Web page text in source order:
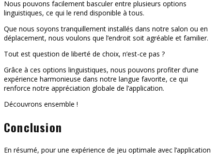
Nous pouvons facilement basculer entre plusieurs options
linguistiques, ce qui le rend disponible à tous.
Que nous soyons tranquillement installés dans notre salon ou en
déplacement, nous voulons que l’endroit soit agréable et familier.
Tout est question de liberté de choix, n’est-ce pas ?
Grâce à ces options linguistiques, nous pouvons profiter d’une
expérience harmonieuse dans notre langue favorite, ce qui
renforce notre appréciation globale de l’application.
Découvrons ensemble !
Conclusion
En résumé, pour une expérience de jeu optimale avec l’application